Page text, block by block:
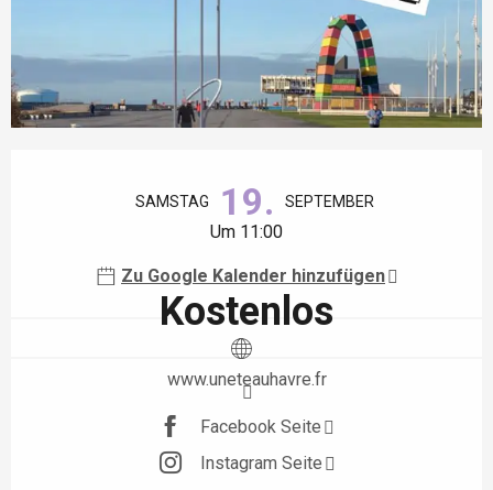
SAMSTAG 19. SEPTEMBER
Um 11:00
Zu Google Kalender hinzufügen
Kostenlos
www.uneteauhavre.fr
Facebook Seite
Instagram Seite